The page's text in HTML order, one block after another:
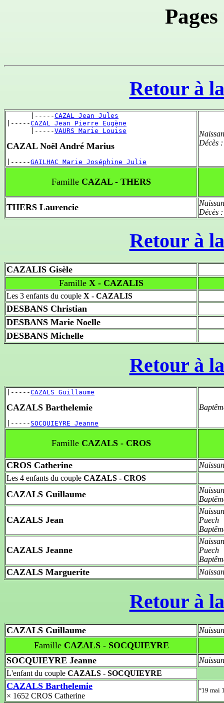
Retour à
      |-----
CAZAL Jean Jules
|-----CAZAL Jean Pierre Eugène
      |-----
VAURS Marie Louise
CAZAL Noël André Marius
|-----GAILHAC Marie Joséphine Julie
Décès
Famille CAZAL - THERS
THERS Laurencie
Décès
Retour à
CAZALIS Gisèle
Famille X - CAZALIS
Les 3 enfants du couple X - CAZALIS
DESBANS Christian
DESBANS Marie Noelle
DESBANS Michelle
Retour à
|-----CAZALS Guillaume
CAZALS Barthelemie
|----- SOCQUIEYRE Jeanne
Famille CAZALS - CROS
CROS Catherine
Les 4 enfants du couple CAZALS - CROS
CAZALS Guillaume
CAZALS Jean
Puech
CAZALS Jeanne
Puech
CAZALS Marguerite
Retour à
CAZALS Guillaume
FamilleCAZALS - SOCQUIEYRE
SOCQUIEYRE Jeanne
L'enfant du couple CAZALS - SOCQUIEYRE
CAZALS Barthelemie
× 1652 CROS Catherine
°19 mai